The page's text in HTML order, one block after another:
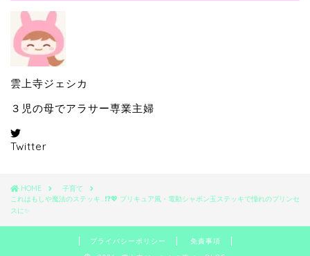
雲上寺ジェシカ
３児の母でアラサー専業主婦
Twitter
HOME
子育て
これはもしや魔法のステッキ…❗❓💖 プリキュア風・電動シャボン玉ステッキで憧れのプリンセ
スに✨
プライバシーポリシー
免責事項